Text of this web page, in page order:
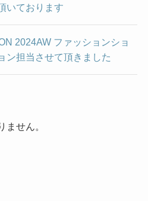
いております
2024AW ファッションショ
ン担当させて頂きました
ません。